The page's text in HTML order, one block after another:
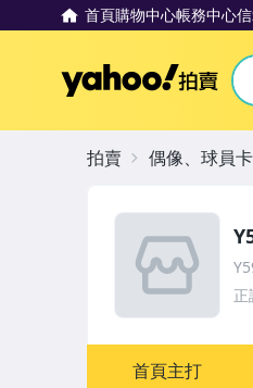
首頁購物中心帳務中心
正
首頁主打
拍賣 偶像、球員